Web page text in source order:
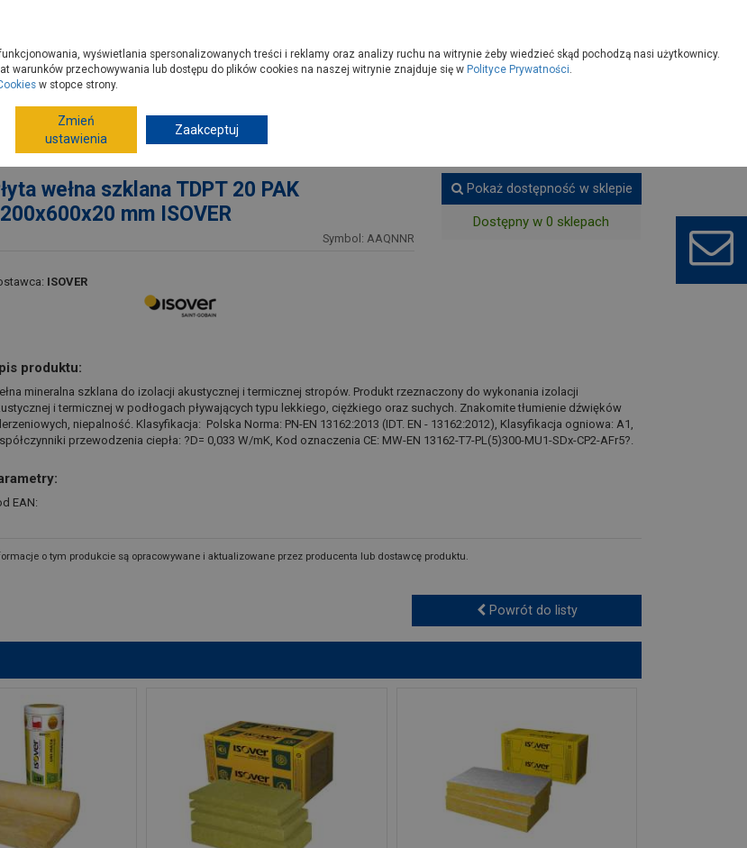
Porady
Termoizolacje
Wełny do ścianek, poddaszy
wełna szklana TDPT 20 PAK
mm ISOVER
Symbol: AAQNNR
ISOVER
Pokaż dostępność w sklepie
Dostępny w 0 sklepach
produktu:
mineralna szklana do izolacji akustycznej i termicznej stropów. Produkt rzeznaczony do wykonania izolacji
i termicznej w podłogach pływających typu lekkiego, ciężkiego oraz suchych. Znakomite tłumienie dźwięków
niepalność. Klasyfikacja: Polska Norma: PN-EN 13162:2013 (IDT. EN - 13162:2012), Klasyfikacja ogniowa: A1,
przewodzenia ciepła: ?D= 0,033 W/mK, Kod oznaczenia CE: MW-EN 13162-T7-PL(5)300-MU1-SDx-CP2-AFr5?.
EAN:
o tym produkcie są opracowywane i aktualizowane przez producenta lub dostawcę produktu.
Powrót do listy
wyświetlania spersonalizowanych treści i reklamy oraz analizy ruchu na witrynie żeby wiedzieć skąd pochodzą nasi użytkownicy.
przechowywania lub dostępu do plików cookies na naszej witrynie znajduje się w Polityce Prywatności.
w stopce strony.
Zmień
ustawienia
Zaakceptuj